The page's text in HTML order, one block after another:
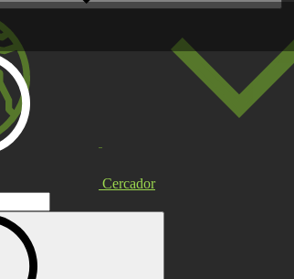
Cercador